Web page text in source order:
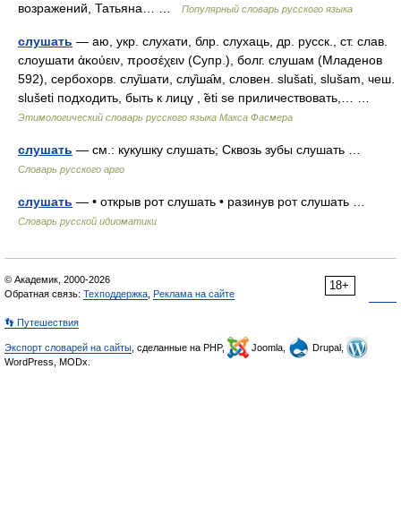
возражений, Татьяна… …
Популярный словарь русского языка
слушать — аю, укр. слухати, блр. слухаць, др. русск., ст. слав.
слоушати ἀκούειν, προσέχειν (Супр.), болг. слушам (Младенов
592), сербохорв. слу̏шати, слу̏ша̑м, словен. slušati, slušam, чеш.
slušeti подходить, быть к лицу , ̃еti sе приличествовать,… …
Этимологический словарь русского языка Макса Фасмера
слушать — см.: кукушку слушать; Сквозь зубы слушать …
Словарь русского арго
слушать — • открыв рот слушать • разинув рот слушать …
Словарь русской идиоматики
18+
© Академик, 2000-2026
Обратная связь: Техподдержка Реклама на сайте
👣 Путешествия
Экспорт словарей на сайты , сделанные на PHP, Joomla,
Drupal,
WordPress, MODx.